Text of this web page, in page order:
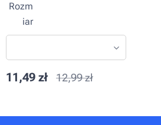
Rozm
iar
11,49 zł 12,99zł